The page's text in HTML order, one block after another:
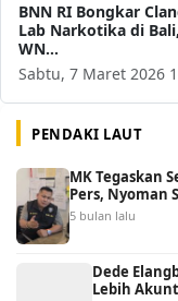
BNN RI Bongkar
Lab Narkotika di
WN…
Sabtu, 7 Maret 2026
PENDAKI LAUT
MK Tegaskan
Pers, Nyoman
5 bulan lalu
Dede
Lebih